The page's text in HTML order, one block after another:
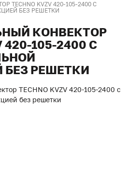
KVZV 420-105-2400 С
БЕЗ РЕШЕТКИ
КОНВЕКТОР
420-105-2400 С
РЕШЕТКИ